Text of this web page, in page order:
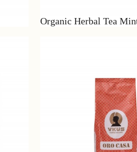
Organic Herbal Tea